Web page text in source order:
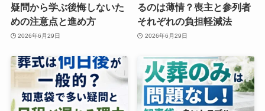
疑問から学ぶ後悔しないた
めの注意点と進め方
2026年6月29日
るのは薄情？喪主と参列者
それぞれの負担軽減法
2026年6月29日